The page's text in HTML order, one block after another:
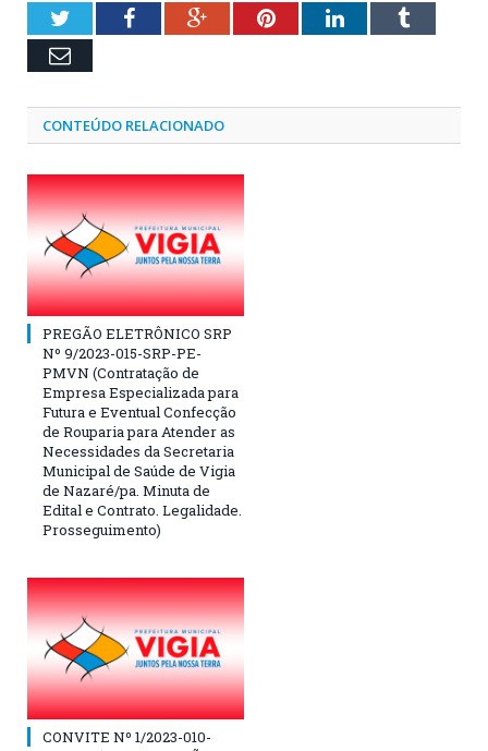
TwitterFacebookGoogle+PinterestLinkedInTumblr
Email
CONTEÚDO RELACIONADO
PREGÃO ELETRÔNICO SRP
Nº 9/2023-015-SRP-PE-
PMVN (Contratação de
Empresa Especializada para
Futura e Eventual Confecção
de Rouparia para Atender as
Necessidades da Secretaria
Municipal de Saúde de Vigia
de Nazaré/pa. Minuta de
Edital e Contrato. Legalidade.
Prosseguimento)
CONVITE Nº 1/2023-010-